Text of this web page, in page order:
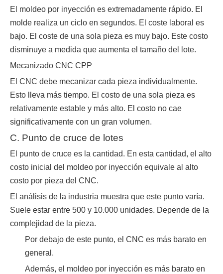
El moldeo por inyección es extremadamente rápido. El
molde realiza un ciclo en segundos. El coste laboral es
bajo. El coste de una sola pieza es muy bajo. Este costo
disminuye a medida que aumenta el tamaño del lote.
Mecanizado CNC CPP
El CNC debe mecanizar cada pieza individualmente.
Esto lleva más tiempo. El costo de una sola pieza es
relativamente estable y más alto. El costo no cae
significativamente con un gran volumen.
C. Punto de cruce de lotes
El punto de cruce es la cantidad. En esta cantidad, el alto
costo inicial del moldeo por inyección equivale al alto
costo por pieza del CNC.
El análisis de la industria muestra que este punto varía.
Suele estar entre 500 y 10.000 unidades. Depende de la
complejidad de la pieza.
Por debajo de este punto, el CNC es más barato en
general.
Además, el moldeo por inyección es más barato en